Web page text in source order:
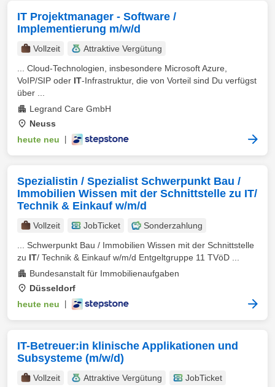
IT Projektmanager - Software /
Implementierung m/w/d
Vollzeit
Attraktive Vergütung
... Cloud-Technologien, insbesondere Microsoft Azure,
VoIP/SIP oder IT-Infrastruktur, die von Vorteil sind Du verfügst
über ...
Legrand Care GmbH
Neuss
heute neu
Spezialistin / Spezialist Schwerpunkt Bau /
Immobilien Wissen mit der Schnittstelle zu IT/
Technik & Einkauf w/m/d
Vollzeit JobTicket
Sonderzahlung
... Schwerpunkt Bau / Immobilien Wissen mit der Schnittstelle
zu IT/ Technik & Einkauf w/m/d Entgeltgruppe 11 TVöD ...
Bundesanstalt für Immobilienaufgaben
Düsseldorf
heute neu
IT-Betreuer:in klinische Applikationen und
Subsysteme (m/w/d)
Vollzeit Attraktive Vergütung
JobTicket